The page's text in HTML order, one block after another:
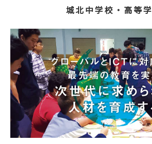
城北中学校・高等